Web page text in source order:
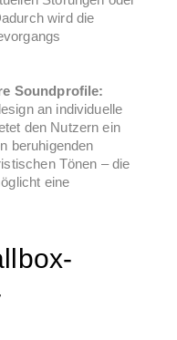
wird die
Soundprofile:
an individuelle
den Nutzern ein
beruhigenden
Tönen – die
eine